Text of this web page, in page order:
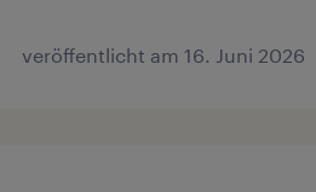
veröffentlicht am 16. Juni 2026